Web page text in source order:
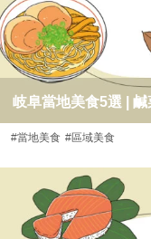
岐阜當地美食5選 |
#當地美食 #區域美食